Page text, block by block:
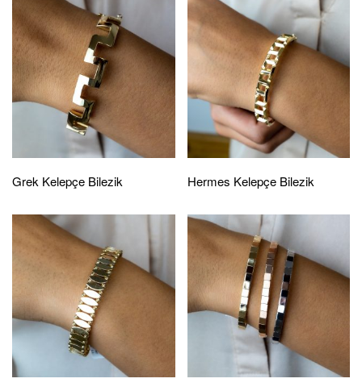
Grek Kelepçe Bilezik Hermes Kelepçe Bilezik